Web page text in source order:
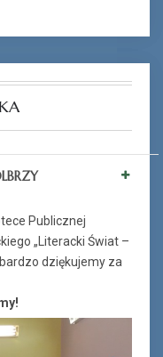
Publicznej
„Literacki Świat –
dziękujemy za